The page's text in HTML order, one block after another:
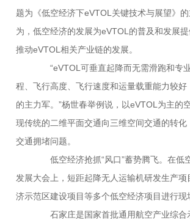
题为《低空经济下eVTOL关键技术与展望》
为，低空经济的发展为eVTOL的普及和发展
推动eVTOL相关产业链的发展。
“eVTOL可垂直起降而无需滑跑和专
程、飞行高度、飞行速度和运量载重能力较
的主力军。”杨世春举例说，以eVTOL为主的
现传统的二维平面交通向三维空间交通的转化
交通拥堵问题。
低空经济抢抓“风口”蓄势腾飞。在低
发展大会上，短距起降无人运输机研发生产
济示范区建设项目等多个低空经济项目进行现
石家庄是国家首批通用航空产业综合